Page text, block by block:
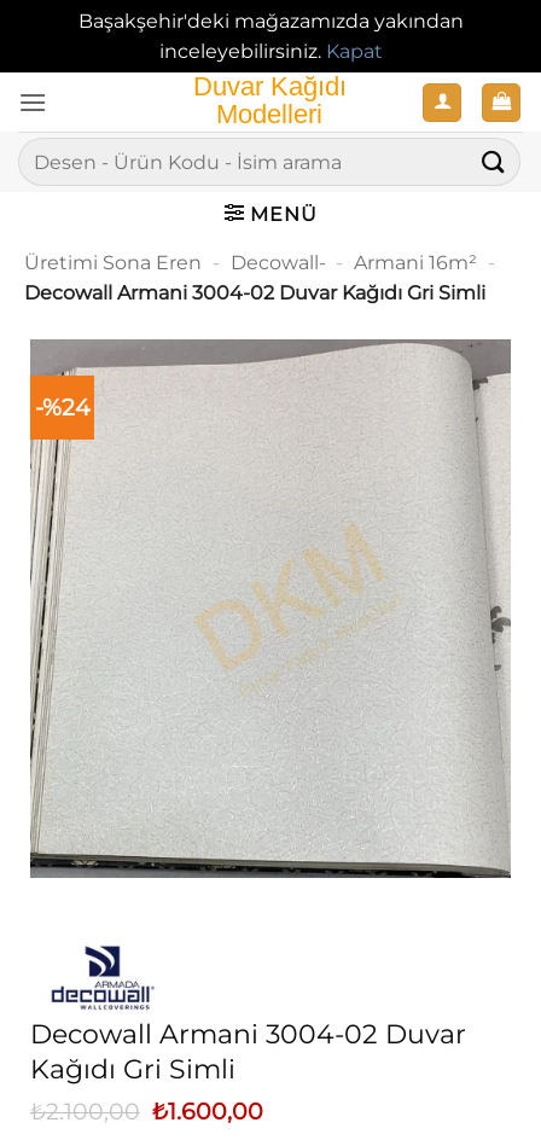
Başakşehir'deki mağazamızda yakından
inceleyebilirsiniz. Kapat
atla
Ara:
MENÜ
Üretimi Sona Eren - Decowall- - Armani 16m² -
Decowall Armani 3004-02 Duvar Kağıdı Gri Simli
-%24
Decowall Armani 3004-02 Duvar
Kağıdı Gri Simli
₺2.100,00 Orijinal
fiyat:
₺1.600,00Şu